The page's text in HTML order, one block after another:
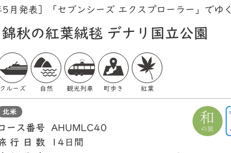
発表］「セブンシーズ エクスプローラー」でゆく
秋の紅葉絨毯 デナリ国立公園
クルーズ 自然 観光列車 町歩き 紅葉
北米
ース番号
AHUMLC40
行日数
14日間